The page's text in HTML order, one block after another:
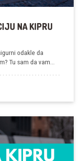
NA KIPRU
odakle da
Tu sam da vam…